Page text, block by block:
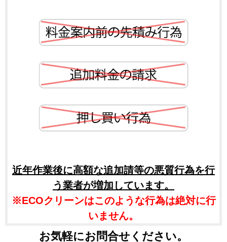
近年作業後に高額な追加請等の悪質行為を行
う業者が増加しています。
※ECOクリーンはこのような行為は絶対に行
いません。
お気軽にお問合せください。